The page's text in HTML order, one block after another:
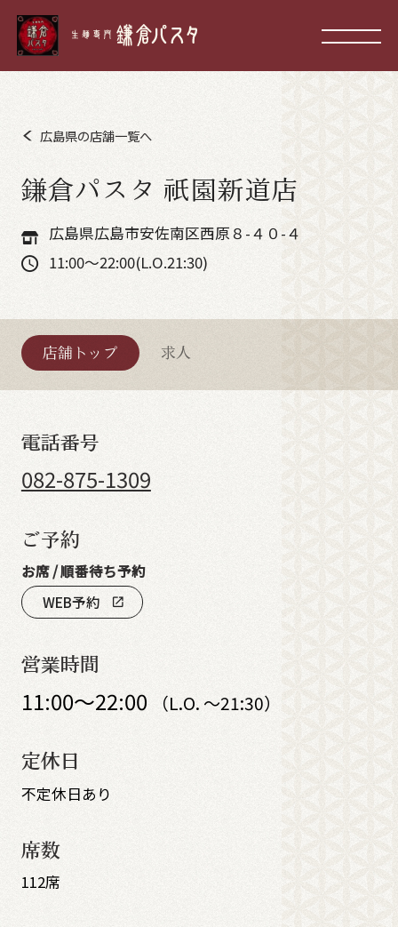
広島県の店舗一覧へ
鎌倉パスタ 祇園新道店
広島県広島市安佐南区西原８-４０-４
11:00～22:00(L.O.21:30)
店舗トップ 求人
電話番号
082-875-1309
ご予約
お席 / 順番待ち予約
WEB予約
open_in_new
営業時間
11:00～22:00 （L.O. ～21:30）
定休日
不定休日あり
席数
112席